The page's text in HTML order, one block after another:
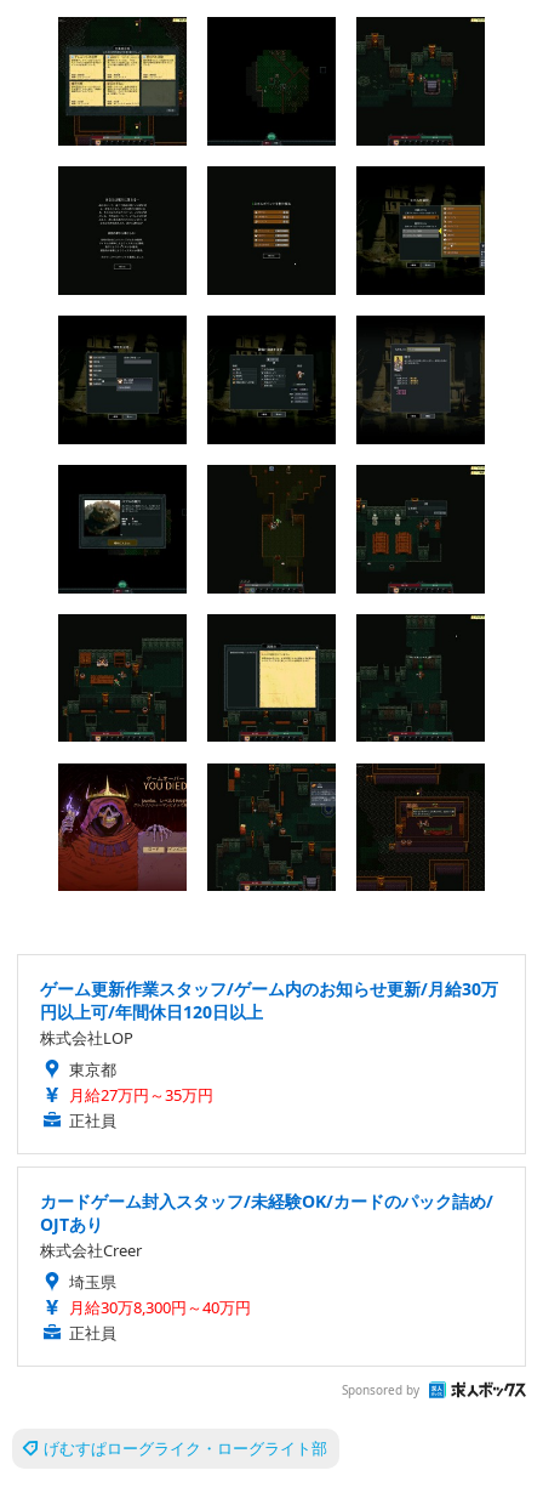
ゲーム更新作業スタッフ/ゲーム内のお知らせ更新/月給30万
円以上可/年間休日120日以上
株式会社LOP
東京都
月給27万円～35万円
正社員
カードゲーム封入スタッフ/未経験OK/カードのパック詰め/
OJTあり
株式会社Creer
埼玉県
月給30万8,300円～40万円
正社員
Sponsored by
げむすぱローグライク・ローグライト部